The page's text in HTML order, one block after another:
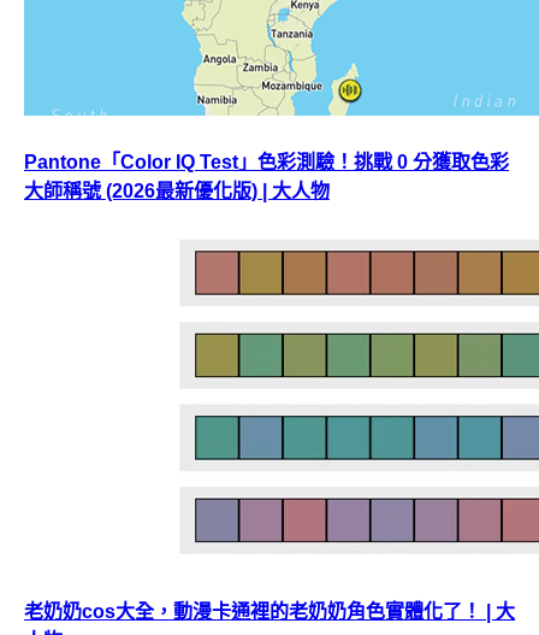
Pantone「Color IQ Test」色彩測驗！挑戰 0 分獲取色彩
大師稱號 (2026最新優化版) | 大人物
老奶奶cos大全，動漫卡通裡的老奶奶角色實體化了！ | 大